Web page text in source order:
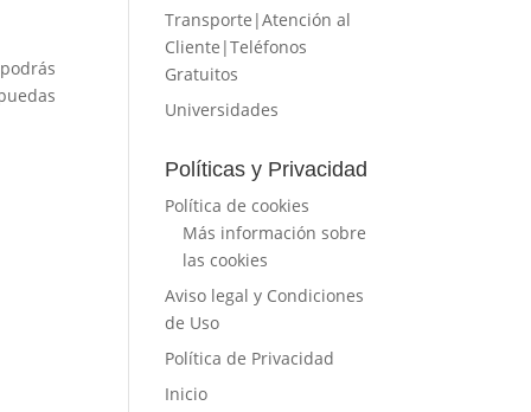
Transporte|Atención al
Cliente|Teléfonos
Gratuitos
Universidades
Políticas y Privacidad
Política de cookies
Más información sobre
las cookies
Aviso legal y Condiciones
de Uso
Política de Privacidad
Inicio